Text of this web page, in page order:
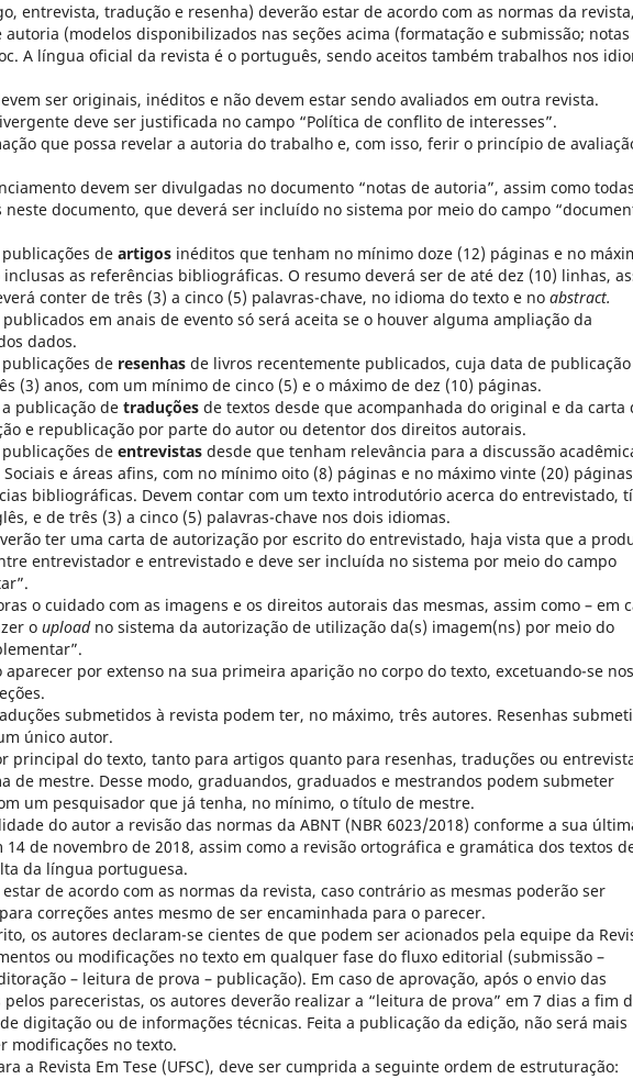
entrevista, tradução e resenha) deverão estar de acordo com as normas da revista,
autoria (modelos disponibilizados nas seções acima (formatação e submissão;
A língua oficial da revista é o português, sendo aceitos também trabalhos nos
ser originais, inéditos e não devem estar sendo avaliados em outra revista.
deve ser justificada no campo “Política de conflito de interesses”.
que possa revelar a autoria do trabalho e, com isso, ferir o princípio de
devem ser divulgadas no documento “notas de autoria”, assim como
neste documento, que deverá ser incluído no sistema por meio do campo
de artigos inéditos que tenham no mínimo doze (12) páginas e no
as referências bibliográficas. O resumo deverá ser de até dez (10) linhas,
conter de três (3) a cinco (5) palavras-chave, no idioma do texto e no abstract.
em anais de evento só será aceita se o houver alguma ampliação da
dados.
de resenhas de livros recentemente publicados, cuja data de publicação
(3) anos, com um mínimo de cinco (5) e o máximo de dez (10) páginas.
publicação de traduções de textos desde que acompanhada do original e da carta
e republicação por parte do autor ou detentor dos direitos autorais.
de entrevistas desde que tenham relevância para a discussão
e áreas afins, com no mínimo oito (8) páginas e no máximo vinte (20)
bibliográficas. Devem contar com um texto introdutório acerca do entrevistado,
e de três (3) a cinco (5) palavras-chave nos dois idiomas.
ter uma carta de autorização por escrito do entrevistado, haja vista que a
entrevistador e entrevistado e deve ser incluída no sistema por meio do campo
o cuidado com as imagens e os direitos autorais das mesmas, assim como – em
o uploadno sistema da autorização de utilização da(s) imagem(ns) por meio do
aparecer por extenso na sua primeira aparição no corpo do texto, excetuando-se nos
submetidos à revista podem ter, no máximo, três autores. Resenhas
único autor.
principal do texto, tanto para artigos quanto para resenhas, traduções ou
de mestre. Desse modo, graduandos, graduados e mestrandos podem submeter
um pesquisador que já tenha, no mínimo, o título de mestre.
do autor a revisão das normas da ABNT (NBR 6023/2018) conforme a sua
de novembro de 2018, assim como a revisão ortográfica e gramática dos textos
da língua portuguesa.
de acordo com as normas da revista, caso contrário as mesmas poderão ser
correções antes mesmo de ser encaminhada para o parecer.
os autores declaram-se cientes de que podem ser acionados pela equipe da
ou modificações no texto em qualquer fase do fluxo editorial (submissão –
– leitura de prova – publicação). Em caso de aprovação, após o envio das
pareceristas, os autores deverão realizar a “leitura de prova” em 7 dias a fim
digitação ou de informações técnicas. Feita a publicação da edição, não será mais
modificações no texto.
a Revista Em Tese (UFSC), deve ser cumprida a seguinte ordem de estruturação: